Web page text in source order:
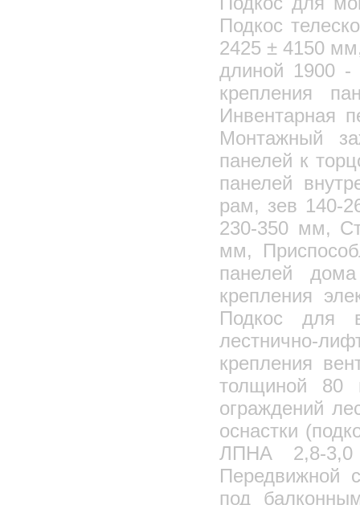
Подкос
2425 ± 4150
длиной 1900 -
крепления
Инвентарная
Монтажный
панелей к
панелей
рам, зев 140-
230-350 мм,
мм,
панелей
крепления
Подкос для
лестнично-
крепления
толщиной 80
ограждений
оснастки
ЛПНА 2,8-
Передвижной
под